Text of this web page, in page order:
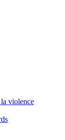
violence